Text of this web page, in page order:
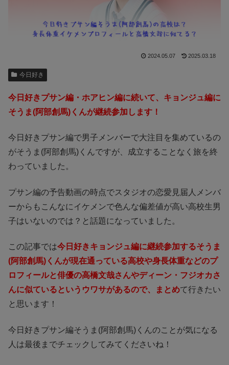
2024.05.07 2025.03.18
今日好き
今日好きプサン編・ホアヒン編に続いて、キョンジュ編に
そうま(阿部創馬)くんが継続参加します！
今日好きプサン編で男子メンバーで大注目を集めているの
がそうま(阿部創馬)くんですが、成立することなく旅を終
わっていました。
プサン編の予告動画の時点でスタジオの恋愛見届人メンバ
ーからもこんなにイケメンで色んな偏差値が高い高校生男
子はいないのでは？と話題になっていました。
この記事では今日好きキョンジュ編に継続参加するそうま
(阿部創馬)くんが現在通っている高校や身長体重などのプ
ロフィールと俳優の高橋文哉さんやディーン・フジオカさ
んに似ているというウワサがあるので、まとめて行きたい
と思います！
今日好きプサン編そうま(阿部創馬)くんのことが気になる
人は最後までチェックしてみてくださいね！